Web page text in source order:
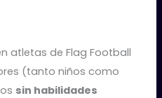
atletas de Flag Football
(tanto niños como
sin habilidades